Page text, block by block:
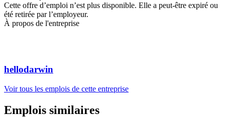
Cette offre d’emploi n’est plus disponible. Elle a peut-être expiré ou
été retirée par l’employeur.
À propos de l'entreprise
hellodarwin
Voir tous les emplois de cette entreprise
Emplois similaires